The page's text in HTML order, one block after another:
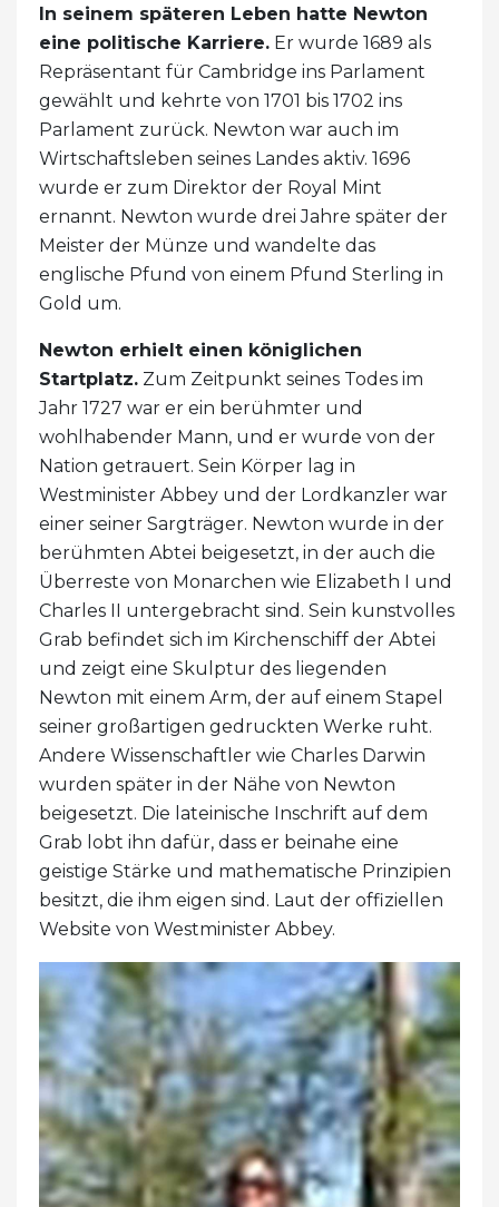
In seinem späteren Leben hatte Newton
eine politische Karriere. Er wurde 1689 als
Repräsentant für Cambridge ins Parlament
gewählt und kehrte von 1701 bis 1702 ins
Parlament zurück. Newton war auch im
Wirtschaftsleben seines Landes aktiv. 1696
wurde er zum Direktor der Royal Mint
ernannt. Newton wurde drei Jahre später der
Meister der Münze und wandelte das
englische Pfund von einem Pfund Sterling in
Gold um.
Newton erhielt einen königlichen
Startplatz. Zum Zeitpunkt seines Todes im
Jahr 1727 war er ein berühmter und
wohlhabender Mann, und er wurde von der
Nation getrauert. Sein Körper lag in
Westminister Abbey und der Lordkanzler war
einer seiner Sargträger. Newton wurde in der
berühmten Abtei beigesetzt, in der auch die
Überreste von Monarchen wie Elizabeth I und
Charles II untergebracht sind. Sein kunstvolles
Grab befindet sich im Kirchenschiff der Abtei
und zeigt eine Skulptur des liegenden
Newton mit einem Arm, der auf einem Stapel
seiner großartigen gedruckten Werke ruht.
Andere Wissenschaftler wie Charles Darwin
wurden später in der Nähe von Newton
beigesetzt. Die lateinische Inschrift auf dem
Grab lobt ihn dafür, dass er beinahe eine
geistige Stärke und mathematische Prinzipien
besitzt, die ihm eigen sind. Laut der offiziellen
Website von Westminister Abbey.